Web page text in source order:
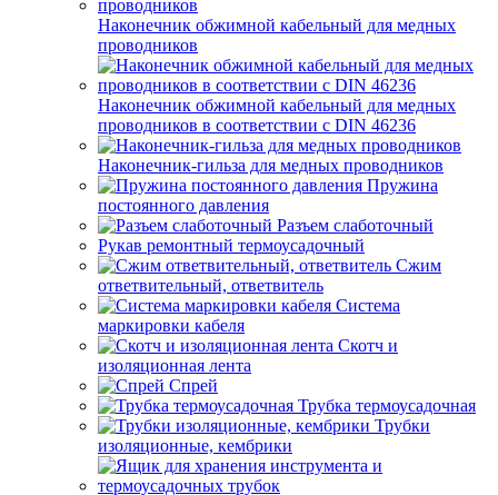
Наконечник обжимной кабельный для медных
проводников
Наконечник обжимной кабельный для медных
проводников в соответствии с DIN 46236
Наконечник-гильза для медных проводников
Пружина
постоянного давления
Разъем слаботочный
Рукав ремонтный термоусадочный
Сжим
ответвительный, ответвитель
Система
маркировки кабеля
Скотч и
изоляционная лента
Спрей
Трубка термоусадочная
Трубки
изоляционные, кембрики